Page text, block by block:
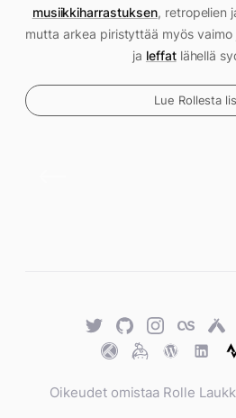
musiikkiharrastuksen, retropelien
mutta arkea piristyttää myös vaimo
ja leffatlähellä
Lue Rollesta
TwitterGitHubTwitterLast.fm
TraktKeybase
Oikeudet omistaa Rolle